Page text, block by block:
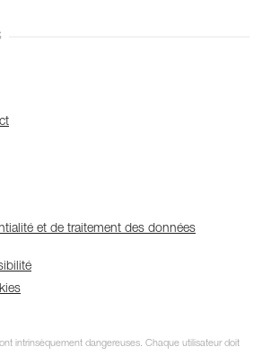
et de traitement des données
intrinsèquement dangereuses. Chaque utilisateur doit